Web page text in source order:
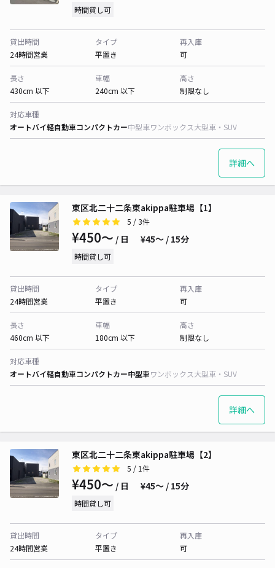
時間貸し可
貸出時間
24時間営業
タイプ
平置き
再入庫
可
長さ
430cm 以下
車幅
240cm 以下
高さ
制限なし
対応車種
オートバイ軽自動車コンパクトカー中型車ワンボックス大型車・SUV
詳細へ
東区北二十二条東akippa駐車場【1】
5 / 3件
¥450〜 / 日 ¥45〜 / 15分
時間貸し可
貸出時間
24時間営業
タイプ
平置き
再入庫
可
長さ
460cm 以下
車幅
180cm 以下
高さ
制限なし
対応車種
オートバイ軽自動車コンパクトカー中型車ワンボックス大型車・SUV
詳細へ
東区北二十二条東akippa駐車場【2】
5 / 1件
¥450〜 / 日 ¥45〜 / 15分
時間貸し可
貸出時間
24時間営業
タイプ
平置き
再入庫
可